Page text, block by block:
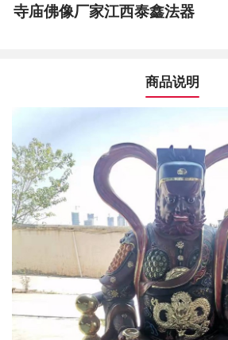
寺庙佛像厂家江西泰鑫法器
商品说明